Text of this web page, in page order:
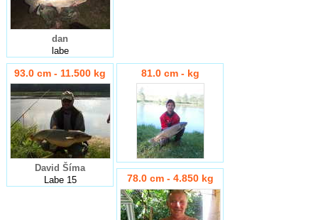
dan
labe
93.0 cm - 11.500 kg
David Šíma
Labe 15
81.0 cm - kg
78.0 cm - 4.850 kg